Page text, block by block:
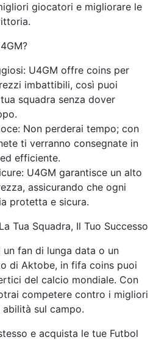
giocatori e migliorare le
U4GM offre coins per
imbattibili, così puoi
squadra senza dover
Non perderai tempo; con
ti verranno consegnate in
efficiente.
U4GM garantisce un alto
assicurando che ogni
protetta e sicura.
Tua Squadra, Il Tuo Successo
fan di lunga data o un
di Aktobe, in fifa coins puoi
del calcio mondiale. Con
competere contro i migliori
sul campo.
e acquista le tue Futbol